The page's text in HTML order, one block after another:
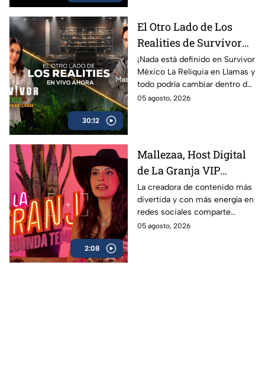
30:12
El Otro Lado de Los
Realities de Survivor
México La Reliquia en
Llamas del miércoles
05 de agosto
¡Nada está definido en Survivor
México La Reliquia en Llamas y
todo podría cambiar dentro de
las tribus!
05 agosto, 2026
2:08
Mallezaa, Host Digital
de La Granja VIP
Segunda Temporada,
revela que se puede
esperar del reality
próximamente
La creadora de contenido más
divertida y con más energía en
redes sociales comparte
detalles asombrosos que serán
05 agosto, 2026